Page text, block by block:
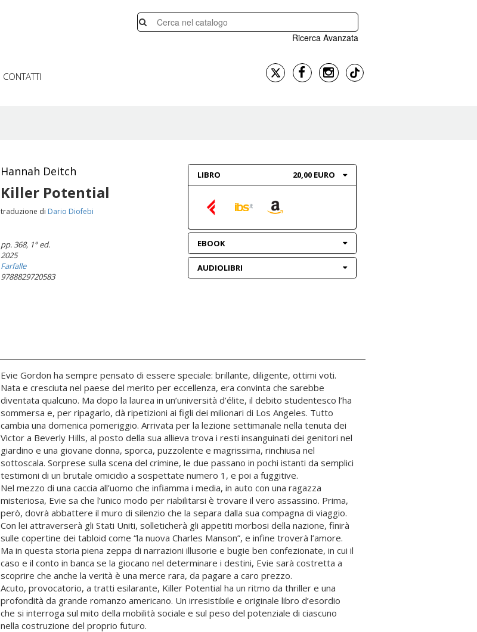
Ricerca Avanzata
CONTATTI
Hannah Deitch
Killer Potential
traduzione di Dario Diofebi
pp. 368, 1° ed.
2025
Farfalle
9788829720583
LIBRO 20,00 EURO
EBOOK
AUDIOLIBRI
Evie Gordon ha sempre pensato di essere speciale: brillante, diligente, ottimi voti.
Nata e cresciuta nel paese del merito per eccellenza, era convinta che sarebbe
diventata qualcuno. Ma dopo la laurea in un’università d’élite, il debito studentesco l’ha
sommersa e, per ripagarlo, dà ripetizioni ai figli dei milionari di Los Angeles. Tutto
cambia una domenica pomeriggio. Arrivata per la lezione settimanale nella tenuta dei
Victor a Beverly Hills, al posto della sua allieva trova i resti insanguinati dei genitori nel
giardino e una giovane donna, sporca, puzzolente e magrissima, rinchiusa nel
sottoscala. Sorprese sulla scena del crimine, le due passano in pochi istanti da semplici
testimoni di un brutale omicidio a sospettate numero 1, e poi a fuggitive.
Nel mezzo di una caccia all’uomo che infiamma i media, in auto con una ragazza
misteriosa, Evie sa che l’unico modo per riabilitarsi è trovare il vero assassino. Prima,
però, dovrà abbattere il muro di silenzio che la separa dalla sua compagna di viaggio.
Con lei attraverserà gli Stati Uniti, solleticherà gli appetiti morbosi della nazione, finirà
sulle copertine dei tabloid come “la nuova Charles Manson”, e infine troverà l’amore.
Ma in questa storia piena zeppa di narrazioni illusorie e bugie ben confezionate, in cui il
caso e il conto in banca se la giocano nel determinare i destini, Evie sarà costretta a
scoprire che anche la verità è una merce rara, da pagare a caro prezzo.
Acuto, provocatorio, a tratti esilarante, Killer Potential ha un ritmo da thriller e una
profondità da grande romanzo americano. Un irresistibile e originale libro d’esordio
che si interroga sul mito della mobilità sociale e sul peso del potenziale di ciascuno
nella costruzione del proprio futuro.